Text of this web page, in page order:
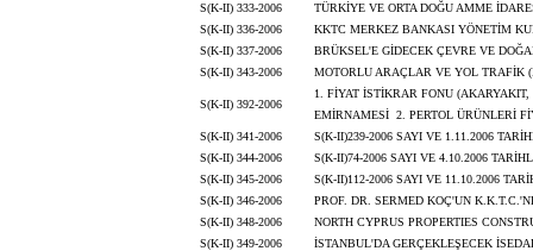
S(K-II) 333-2006
TÜRKİYE VE ORTA DOĞU AMME
S(K-II) 336-2006
KKTC MERKEZ BANKASI YÖNETİM
S(K-II) 337-2006
BRÜKSEL'E GİDECEK ÇEVRE VE
S(K-II) 343-2006
MOTORLU ARAÇLAR VE YOL TRAFİK
S(K-II) 392-2006
1. FİYAT İSTİKRAR FONU
EMİRNAMESİ 2. PERTOL ÜRÜNLERİ
S(K-II) 341-2006
S(K-II)239-2006 SAYI VE 1.11.2006
S(K-II) 344-2006
S(K-II)74-2006 SAYI VE 4.10.2006
S(K-II) 345-2006
S(K-II)112-2006 SAYI VE 11.10.2006
S(K-II) 346-2006
PROF. DR. SERMED KOÇ'UN
S(K-II) 348-2006
NORTH CYPRUS PROPERTIES
S(K-II) 349-2006
İSTANBUL'DA GERÇEKLEŞECEK